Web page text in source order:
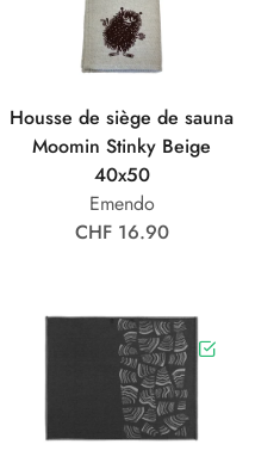
Housse de siège de sauna
Moomin Stinky Beige
40x50
Emendo
CHF 16.90